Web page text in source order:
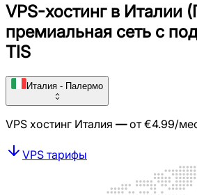
VPS-хостинг в Италии
премиальная сеть с
TIS
Италия - Палермо
VPS хостинг Италия —от€4.99/
VPS тарифы